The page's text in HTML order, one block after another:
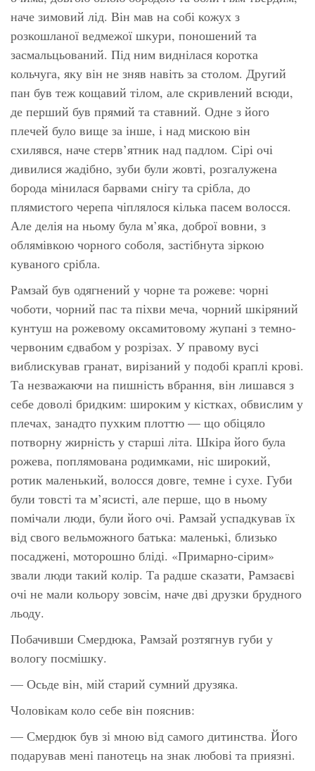
наче зимовий лід. Він мав на собі кожух з
розкошланої ведмежої шкури, поношений та
засмальцьований. Під ним виднілася коротка
кольчуга, яку він не зняв навіть за столом. Другий
пан був теж кощавий тілом, але скривлений всюди,
де перший був прямий та ставний. Одне з його
плечей було вище за інше, і над мискою він
схилявся, наче стерв’ятник над падлом. Сірі очі
дивилися жадібно, зуби були жовті, розгалужена
борода мінилася барвами снігу та срібла, до
плямистого черепа чіплялося кілька пасем волосся.
Але делія на ньому була м’яка, доброї вовни, з
облямівкою чорного соболя, застібнута зіркою
куваного срібла.
Рамзай був одягнений у чорне та рожеве: чорні
чоботи, чорний пас та піхви меча, чорний шкіряний
кунтуш на рожевому оксамитовому жупані з темно-
червоним єдвабом у розрізах. У правому вусі
виблискував гранат, вирізаний у подобі краплі крові.
Та незважаючи на пишність вбрання, він лишався з
себе доволі бридким: широким у кістках, обвислим у
плечах, занадто пухким плоттю — що обіцяло
потворну жирність у старші літа. Шкіра його була
рожева, поплямована родимками, ніс широкий,
ротик маленький, волосся довге, темне і сухе. Губи
були товсті та м’ясисті, але перше, що в ньому
помічали люди, були його очі. Рамзай успадкував їх
від свого вельможного батька: маленькі, близько
посаджені, моторошно бліді. «Примарно-сірим»
звали люди такий колір. Та радше сказати, Рамзаєві
очі не мали кольору зовсім, наче дві друзки брудного
льоду.
Побачивши Смердюка, Рамзай розтягнув губи у
вологу посмішку.
— Осьде він, мій старий сумний друзяка.
Чоловікам коло себе він пояснив:
— Смердюк був зі мною від самого дитинства. Його
подарував мені панотець на знак любові та приязні.